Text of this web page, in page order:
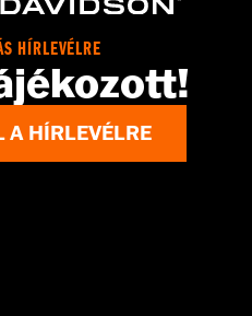
– Go towww.h-
HÍRLEVÉLRE
A HÍRLEVÉLRE